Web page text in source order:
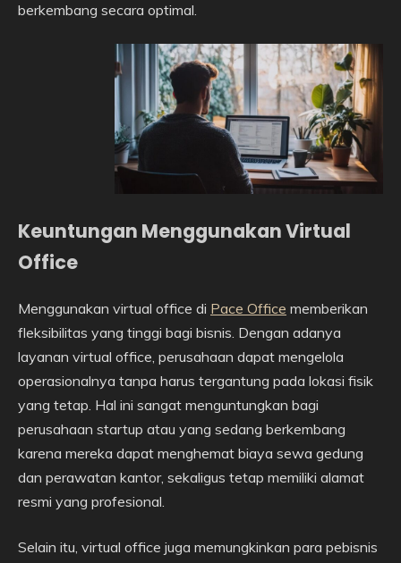
berkembang secara optimal.
Keuntungan Menggunakan Virtual
Office
Menggunakan virtual office di Pace Office memberikan
fleksibilitas yang tinggi bagi bisnis. Dengan adanya
layanan virtual office, perusahaan dapat mengelola
operasionalnya tanpa harus tergantung pada lokasi fisik
yang tetap. Hal ini sangat menguntungkan bagi
perusahaan startup atau yang sedang berkembang
karena mereka dapat menghemat biaya sewa gedung
dan perawatan kantor, sekaligus tetap memiliki alamat
resmi yang profesional.
Selain itu, virtual office juga memungkinkan para pebisnis